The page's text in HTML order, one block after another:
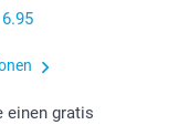
6.95
einen gratis